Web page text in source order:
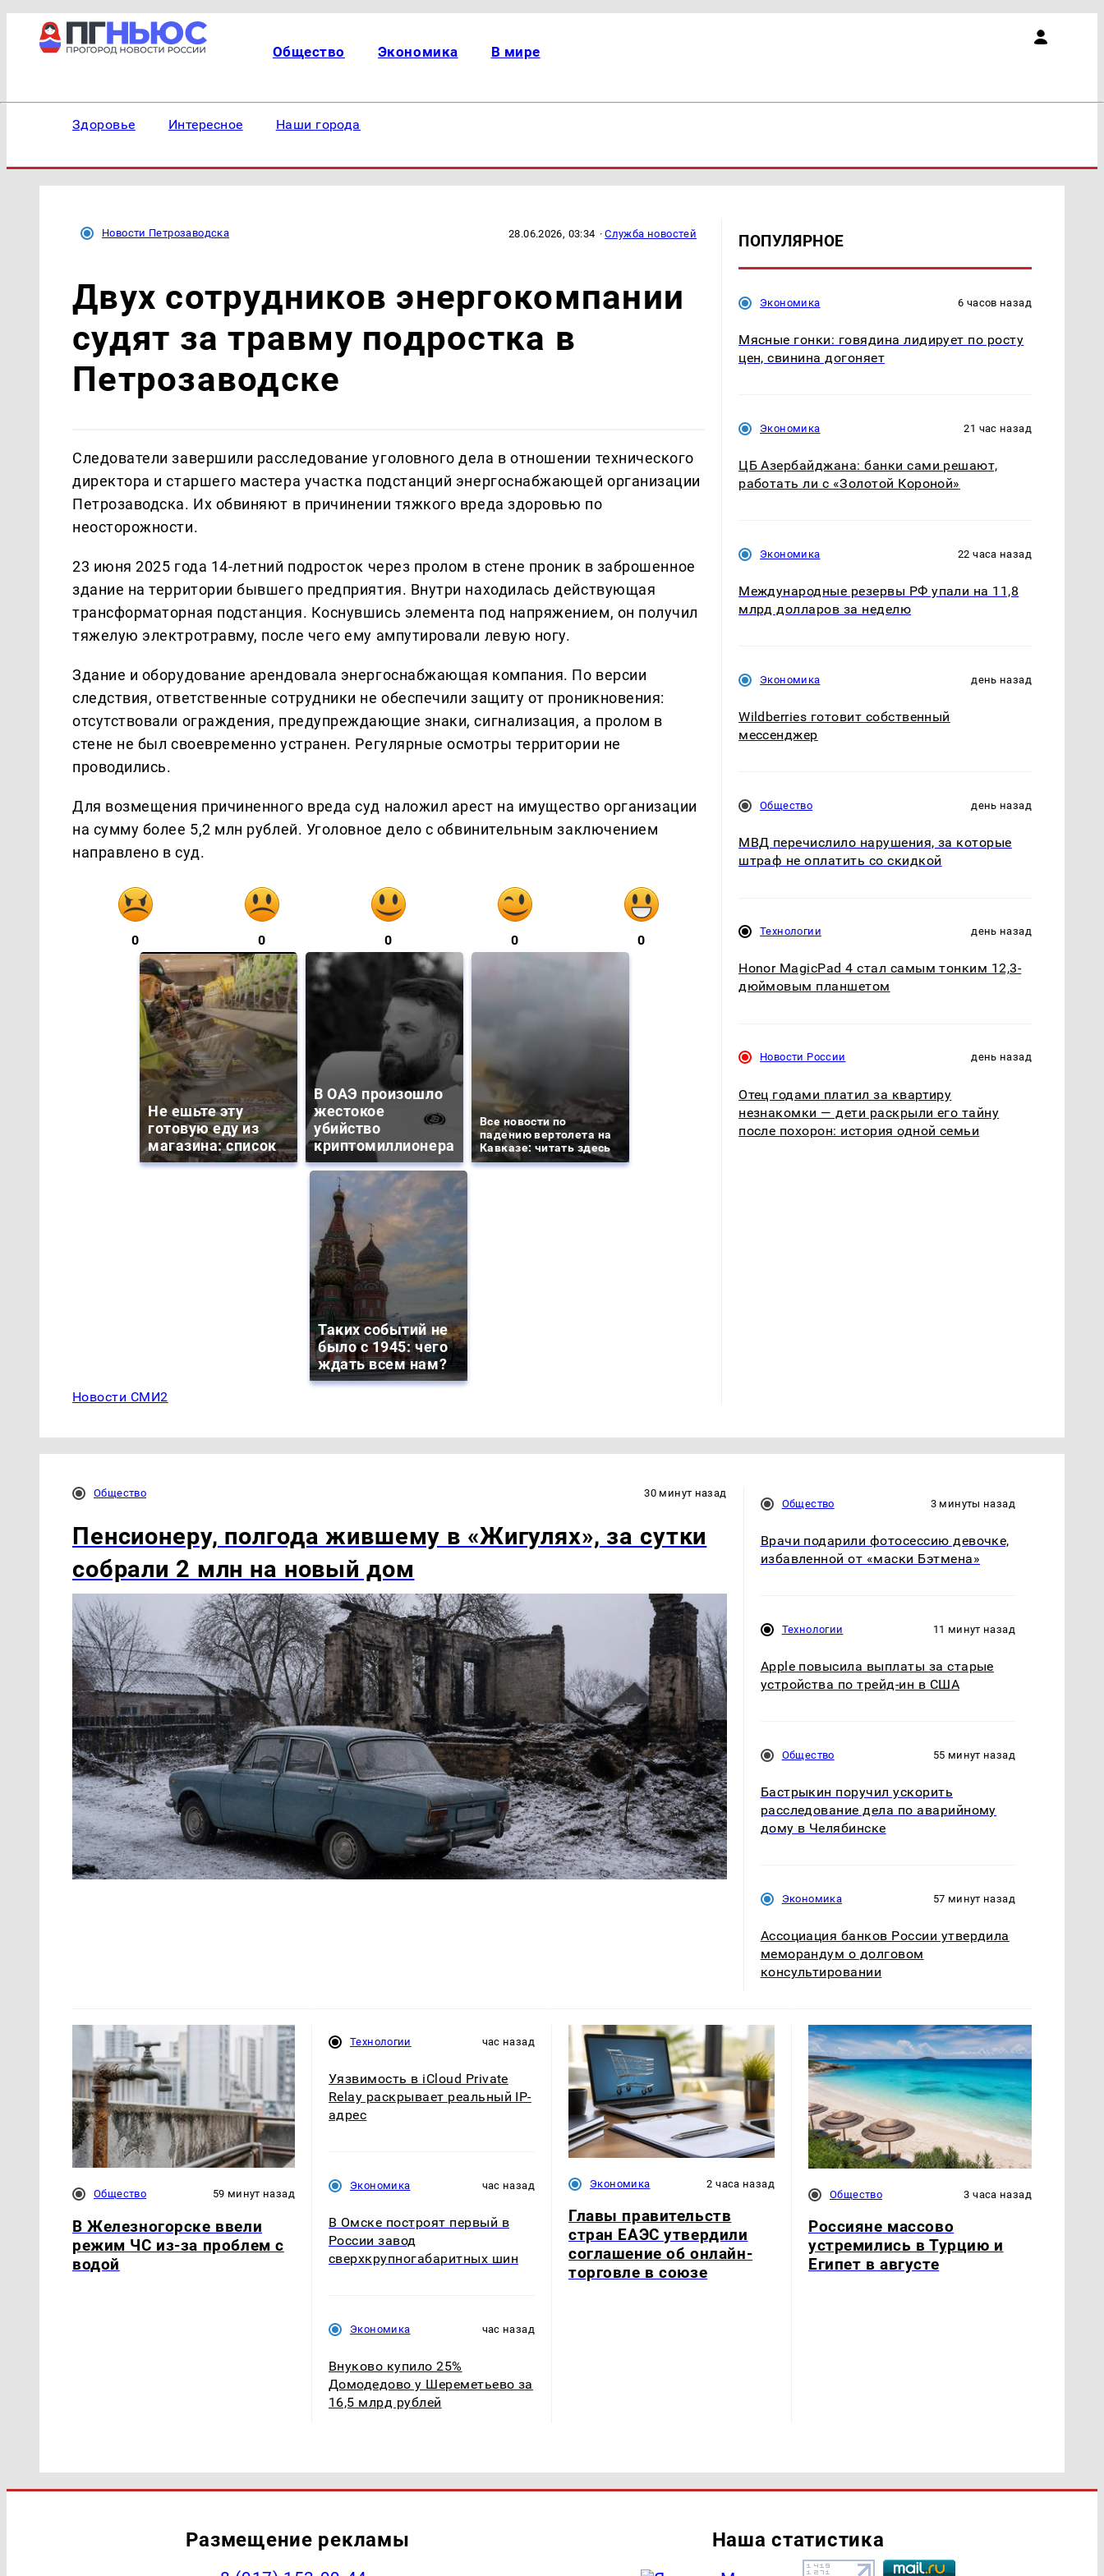
Общество Экономика В мире
Здоровье Интересное Наши города
Новости Петрозаводска 28.06.2026, 03:34 ·Служба новостей
Двух сотрудников энергокомпании
судят за травму подростка в
Петрозаводске
Следователи завершили расследование уголовного дела в отношении технического
директора и старшего мастера участка подстанций энергоснабжающей организации
Петрозаводска. Их обвиняют в причинении тяжкого вреда здоровью по
неосторожности.
23 июня 2025 года 14-летний подросток через пролом в стене проник в заброшенное
здание на территории бывшего предприятия. Внутри находилась действующая
трансформаторная подстанция. Коснувшись элемента под напряжением, он получил
тяжелую электротравму, после чего ему ампутировали левую ногу.
Здание и оборудование арендовала энергоснабжающая компания. По версии
следствия, ответственные сотрудники не обеспечили защиту от проникновения:
отсутствовали ограждения, предупреждающие знаки, сигнализация, а пролом в
стене не был своевременно устранен. Регулярные осмотры территории не
проводились.
Для возмещения причиненного вреда суд наложил арест на имущество организации
на сумму более 5,2 млн рублей. Уголовное дело с обвинительным заключением
направлено в суд.
0 0 0 0 0
Не ешьте эту
готовую еду из
магазина: список
В ОАЭ произошло
жестокое
убийство
криптомиллионера
Все новости по
падению вертолета на
Кавказе: читать здесь
Таких событий не
было с 1945: чего
ждать всем нам?
Новости СМИ2
ПОПУЛЯРНОЕ
Экономика 6 часов назад
Мясные гонки: говядина лидирует по росту
цен, свинина догоняет
Экономика 21 час назад
ЦБ Азербайджана: банки сами решают,
работать ли с «Золотой Короной»
Экономика 22 часа назад
Международные резервы РФ упали на 11,8
млрд долларов за неделю
Экономика день назад
Wildberries готовит собственный
мессенджер
Общество день назад
МВД перечислило нарушения, за которые
штраф не оплатить со скидкой
Технологии день назад
Honor MagicPad 4 стал самым тонким 12,3-
дюймовым планшетом
Новости России день назад
Отец годами платил за квартиру
незнакомки — дети раскрыли его тайну
после похорон: история одной семьи
Общество 30 минут назад
Пенсионеру, полгода жившему в «Жигулях», за сутки
собрали 2 млн на новый дом
Общество 3 минуты назад
Врачи подарили фотосессию девочке,
избавленной от «маски Бэтмена»
Технологии 11 минут назад
Apple повысила выплаты за старые
устройства по трейд-ин в США
Общество 55 минут назад
Бастрыкин поручил ускорить
расследование дела по аварийному
дому в Челябинске
Экономика 57 минут назад
Ассоциация банков России утвердила
меморандум о долговом
консультировании
Общество 59 минут назад
В Железногорске ввели
режим ЧС из-за проблем с
водой
Технологии час назад
Уязвимость в iCloud Private
Relay раскрывает реальный IP-
адрес
Экономика час назад
В Омске построят первый в
России завод
сверхкрупногабаритных шин
Экономика час назад
Внуково купило 25%
Домодедово у Шереметьево за
16,5 млрд рублей
Экономика 2 часа назад
Главы правительств
стран ЕАЭС утвердили
соглашение об онлайн-
торговле в союзе
Общество 3 часа назад
Россияне массово
устремились в Турцию и
Египет в августе
Размещение рекламы Наша статистика